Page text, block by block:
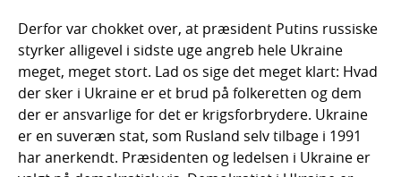
Derfor var chokket over, at præsident Putins russiske
styrker alligevel i sidste uge angreb hele Ukraine
meget, meget stort. Lad os sige det meget klart: Hvad
der sker i Ukraine er et brud på folkeretten og dem
der er ansvarlige for det er krigsforbrydere. Ukraine
er en suveræn stat, som Rusland selv tilbage i 1991
har anerkendt. Præsidenten og ledelsen i Ukraine er